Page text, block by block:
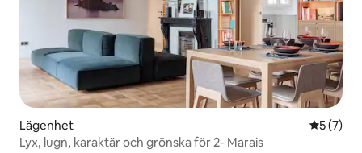
Lägenhet 5 av 5 i
5 (7)
Lyx, lugn, karaktär och grönska för 2- Marais